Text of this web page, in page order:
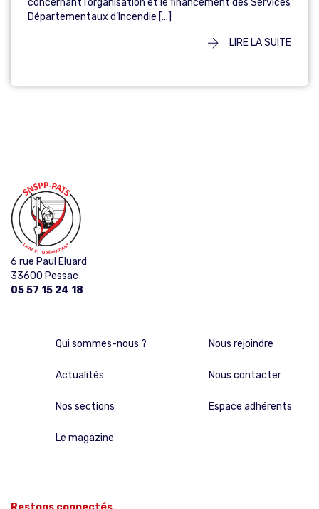
concernant l’organisation et le financement des Services
Départementaux d’Incendie […]
LIRE LA SUITE
6 rue Paul Eluard
33600 Pessac
05 57 15 24 18
Qui sommes-nous ?
Actualités
Nos sections
Le magazine
Nous rejoindre
Nous contacter
Espace adhérents